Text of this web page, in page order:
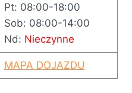
Pt: 08:00-18:00
Sob: 08:00-14:00
Nd: Nieczynne
MAPA DOJAZDU